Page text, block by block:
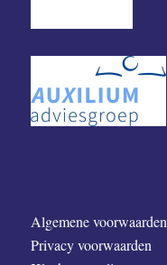
Algemene voorwaarden
Privacy voorwaarden